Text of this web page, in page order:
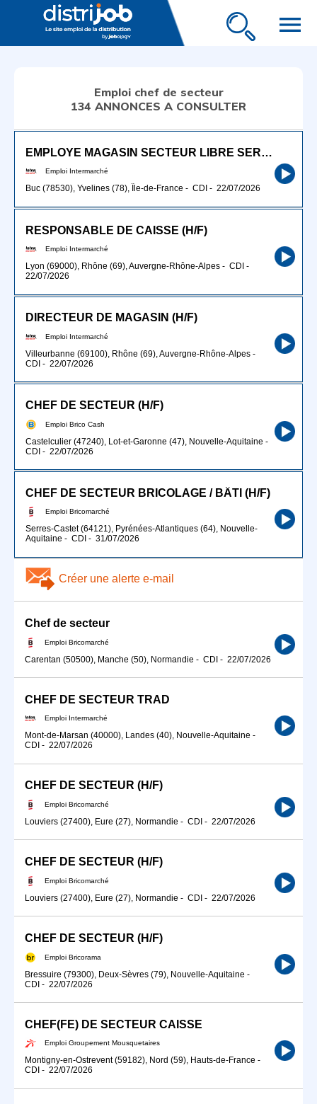
menu
Emploi chef de secteur
134 ANNONCES A CONSULTER
EMPLOYE MAGASIN SECTEUR LIBRE SERVICE (H/F)
Emploi Intermarché
Buc (78530), Yvelines (78), Île-de-France - CDI - 22/07/2026
RESPONSABLE DE CAISSE (H/F)
Emploi Intermarché
Lyon (69000), Rhône (69), Auvergne-Rhône-Alpes - CDI -
22/07/2026
DIRECTEUR DE MAGASIN (H/F)
Emploi Intermarché
Villeurbanne (69100), Rhône (69), Auvergne-Rhône-Alpes -
CDI - 22/07/2026
CHEF DE SECTEUR (H/F)
Emploi Brico Cash
Castelculier (47240), Lot-et-Garonne (47), Nouvelle-Aquitaine -
CDI - 22/07/2026
CHEF DE SECTEUR BRICOLAGE / BÂTI (H/F)
Emploi Bricomarché
Serres-Castet (64121), Pyrénées-Atlantiques (64), Nouvelle-
Aquitaine - CDI - 31/07/2026
Créer une alerte e-mail
Chef de secteur
Emploi Bricomarché
Carentan (50500), Manche (50), Normandie - CDI - 22/07/2026
CHEF DE SECTEUR TRAD
Emploi Intermarché
Mont-de-Marsan (40000), Landes (40), Nouvelle-Aquitaine -
CDI - 22/07/2026
CHEF DE SECTEUR (H/F)
Emploi Bricomarché
Louviers (27400), Eure (27), Normandie - CDI - 22/07/2026
CHEF DE SECTEUR (H/F)
Emploi Bricomarché
Louviers (27400), Eure (27), Normandie - CDI - 22/07/2026
CHEF DE SECTEUR (H/F)
Emploi Bricorama
Bressuire (79300), Deux-Sèvres (79), Nouvelle-Aquitaine -
CDI - 22/07/2026
CHEF(FE) DE SECTEUR CAISSE
Emploi Groupement Mousquetaires
Montigny-en-Ostrevent (59182), Nord (59), Hauts-de-France -
CDI - 22/07/2026